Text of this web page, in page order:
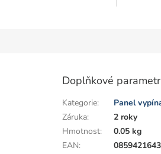
Doplňkové
Kategorie:
Panel
Záruka:
2 roky
Hmotnost:
0.05 kg
EAN: